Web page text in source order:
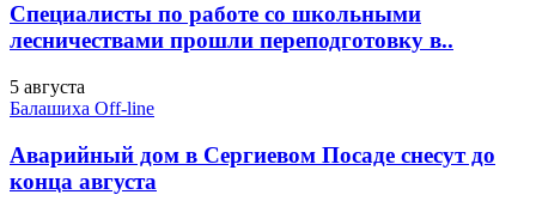
Специалисты по работе со школьными
лесничествами прошли переподготовку в..
5 августа
Балашиха Off-line
Аварийный дом в Сергиевом Посаде снесут до
конца августа